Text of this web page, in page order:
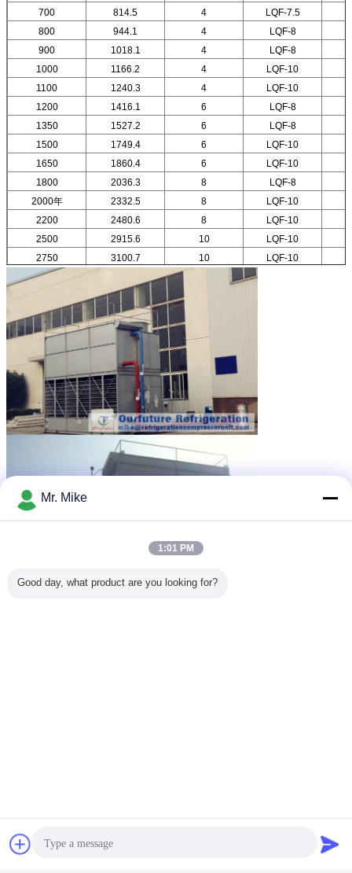
700
814.5 4 LQF-7.5
800
944.1 4 LQF-8
900
1018.1 4 LQF-8
1000
1166.2 4 LQF-10
1100
1240.3 4 LQF-10
1200
1416.1 6 LQF-8
1350
1527.2 6 LQF-8
1500
1749.4 6 LQF-10
1650
1860.4 6 LQF-10
1800
2036.3 8 LQF-8
2000年
2332.5 8 LQF-10
2200
2480.6 8 LQF-10
2500
2915.6 10 LQF-10
2750
3100.7 10 LQF-10
多く
チャット
Mr. Mike
1:01 PM
Good day, what product are you looking for?